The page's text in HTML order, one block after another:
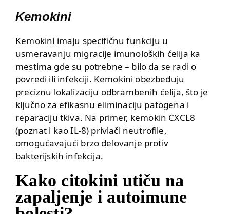
Kemokini
Kemokini imaju specifičnu funkciju u
usmeravanju migracije imunoloških ćelija ka
mestima gde su potrebne – bilo da se radi o
povredi ili infekciji. Kemokini obezbeđuju
preciznu lokalizaciju odbrambenih ćelija, što je
ključno za efikasnu eliminaciju patogena i
reparaciju tkiva. Na primer, kemokin CXCL8
(poznat i kao IL-8) privlači neutrofile,
omogućavajući brzo delovanje protiv
bakterijskih infekcija.
Kako citokini utiču na
zapaljenje i autoimune